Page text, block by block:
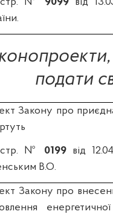
подати
Закону про
№ 0199 від
В.О.
Закону про